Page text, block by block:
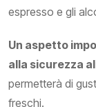
espresso e gli
Un aspetto
alla sicurezza
permetterà di
freschi.